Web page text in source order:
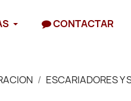
CONTACTAR
ESCARIADORES Y